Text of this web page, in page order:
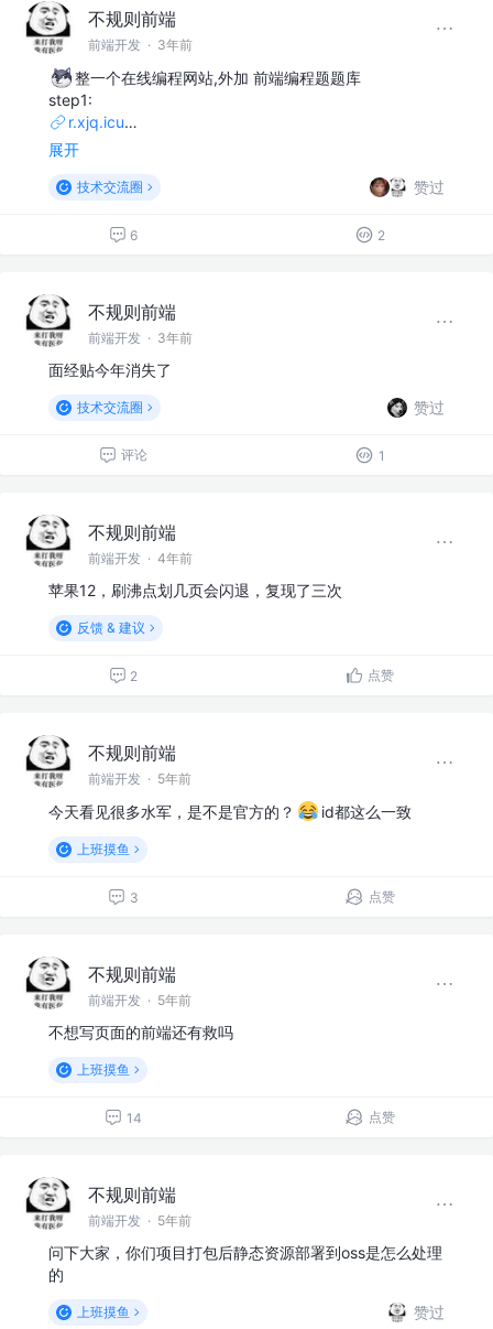
不规则前端
前端开发 · 3年前
整一个在线编程网站,外加 前端编程题题库
step1:
r.xjq.icu…
展开
技术交流圈 赞过
6 2
不规则前端
前端开发 · 3年前
面经贴今年消失了
技术交流圈 赞过
评论 1
不规则前端
前端开发 · 4年前
苹果12，刷沸点划几页会闪退，复现了三次
反馈 & 建议
2 点赞
不规则前端
前端开发 · 5年前
今天看见很多水军，是不是官方的？ id都这么一致
上班摸鱼
3 点赞
不规则前端
前端开发 · 5年前
不想写页面的前端还有救吗
上班摸鱼
14 点赞
不规则前端
前端开发 · 5年前
问下大家，你们项目打包后静态资源部署到oss是怎么处理
的
上班摸鱼 赞过